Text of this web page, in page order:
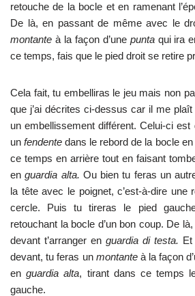
retouche de la bocle et en ramenant
De là, en passant de même avec le
montante à la façon d’une puntaqui ira
ce temps, fais que le pied droit se retire
Cela fait, tu embelliras le jeu mais non
que j’ai décrites ci-dessus car il me
un embellissement différent. Celui-ci
unfendente dans le rebord de la bocle
ce temps en arrière tout en faisant
enguardia alta. Ou bien tu feras un
la tête avec le poignet, c’est-à-dire une
cercle. Puis tu tireras le pied
retouchant la bocle d’un bon coup. De
devant t’arranger en guardia di testa.
devant, tu feras un montanteà la façon
enguardia alta, tirant dans ce temps
gauche.